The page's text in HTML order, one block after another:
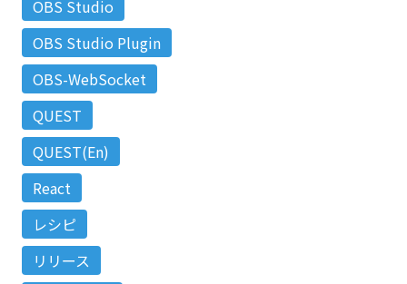
OBS Studio
OBS Studio Plugin
OBS-WebSocket
QUEST
QUEST(En)
React
レシピ
リリース